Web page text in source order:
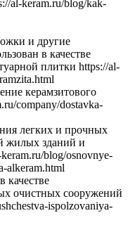
al-keram.ru/blog/kak-
и другие
в качестве
плитки https://al-
керамзитового
company/dostavka-
легких и прочных
жилых зданий и
blog/osnovnye-
alkeram.html
качестве
очистных сооружений
ispolzovaniya-